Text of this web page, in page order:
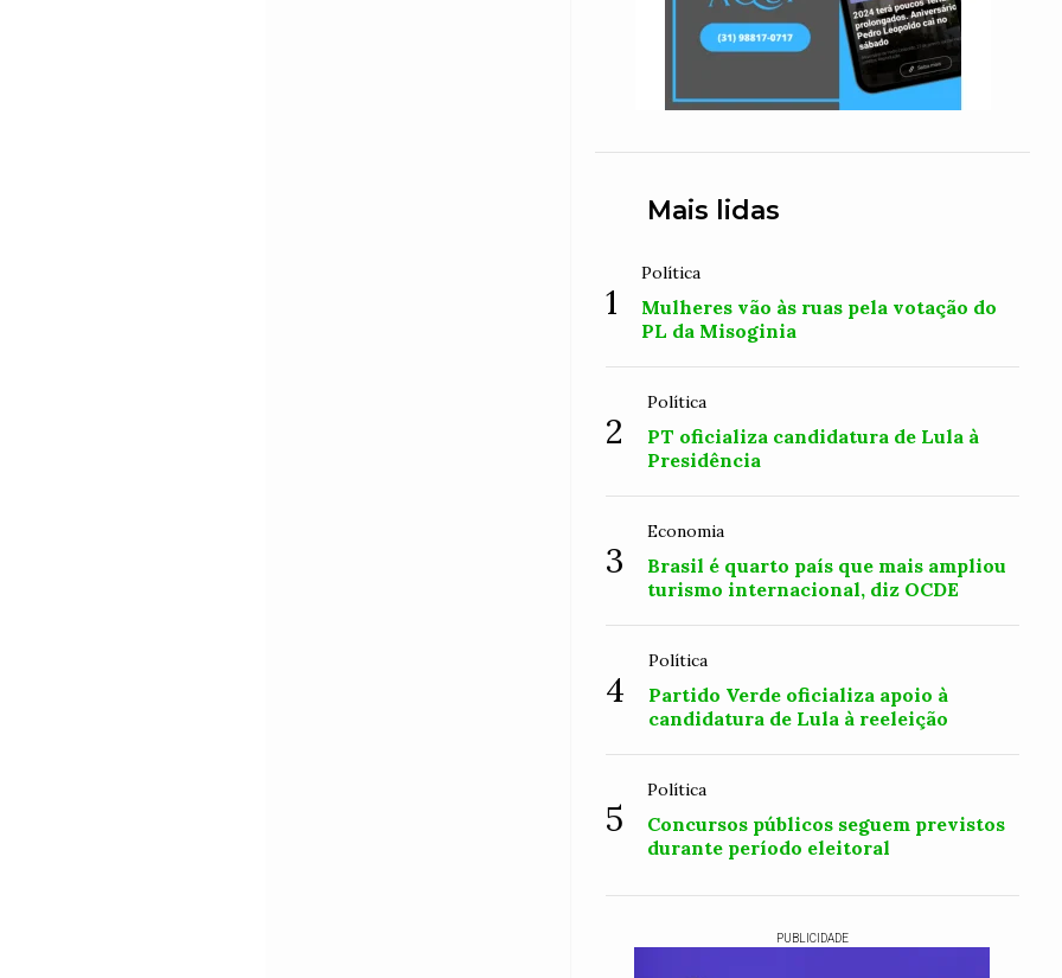
Mais lidas
1
Política
Mulheres vão às ruas pela votação do
PL da Misoginia
2
Política
PT oficializa candidatura de Lula à
Presidência
3
Economia
Brasil é quarto país que mais ampliou
turismo internacional, diz OCDE
4
Política
Partido Verde oficializa apoio à
candidatura de Lula à reeleição
5
Política
Concursos públicos seguem previstos
durante período eleitoral
PUBLICIDADE